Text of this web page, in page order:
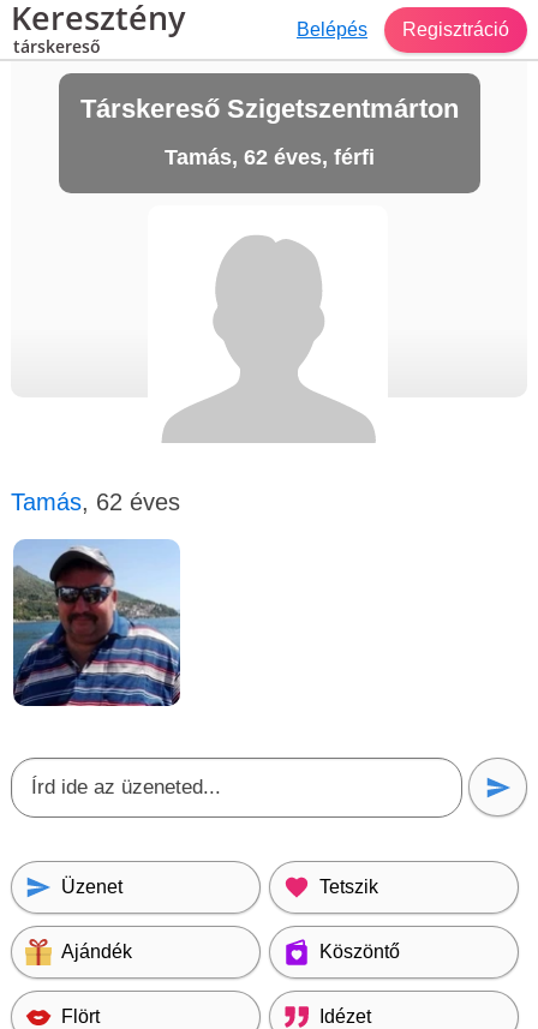
Keresztény
társkereső
Belépés Regisztráció
Társkereső Szigetszentmárton
Tamás, 62 éves, férfi
Tamás, 62 éves
Üzenet Tetszik
Ajándék Köszöntő
Flört Idézet